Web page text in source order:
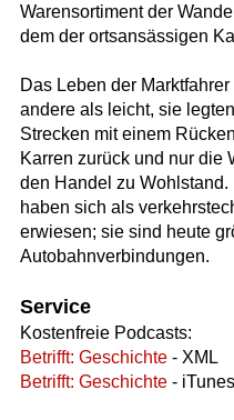
Warensortiment der
dem der ortsansässigen
Das Leben der
andere als leicht, sie
Strecken mit einem
Karren zurück und nur die
den Handel zu
haben sich als
erwiesen; sie sind heute
Autobahnverbindungen.
Service
Kostenfreie Podcasts:
Betrifft: Geschichte- XML
Betrifft: Geschichte- iTunes